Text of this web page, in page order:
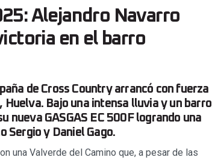
Alejandro Navarro
en el barro
de Cross Country arrancó con fuerza
Bajo una intensa lluvia y un barro
nueva GASGAS EC 500F logrando una
Sergio y Daniel Gago.
una Valverde del Camino que, a pesar de las